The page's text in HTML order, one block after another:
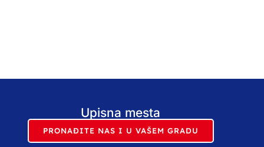
Upisna mesta
PRONAĐITE NAS I U VAŠEM GRADU